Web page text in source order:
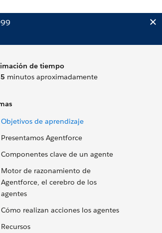
de tiempo
5 minutos aproximadamente
Objetivos de aprendizaje
Presentamos Agentforce
Componentes clave de un agente
Motor de razonamiento de
Agentforce, el cerebro de los
agentes
Cómo realizan acciones los agentes
Recursos